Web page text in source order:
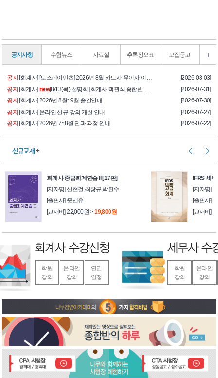
공지사항
공지 [회계사] [토스페이먼츠] 2026년 8월 카드사 무이자 이벤트
[2026-08-03]
공지[회계사]new[8/13(목) 설명회] 회계사 객관식 종합반 설명회 안내
[2026-07-31]
공지 [회계사] 2026년 8월~9월 출간안내
[2026-07-30]
공지[회계사] 온라인 신규 강의 개설 안내
[2026-07-27]
공지 [회계사] 2026년 7~8월 단과 과정 안내 [2026-07-22]
+
수험뉴스 자료실 추록정오표 모집공고
신규교재+
회계사 중급회계연습 II [17판]
[저자명] 신현걸,최창규,박진수
[출판사] 준앤유
[교재비]22,000원>19,800원
IFRS 세
[저자명]
[출판사]
[교재비]
학원
강의
온라인
강의
연간
일정
학원
강의
온라인
강의